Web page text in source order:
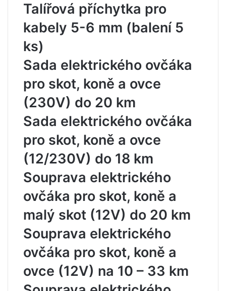
Talířová příchytka pro
kabely 5-6 mm (balení 5
ks)
Sada elektrického ovčáka
pro skot, koně a ovce
(230V) do 20 km
Sada elektrického ovčáka
pro skot, koně a ovce
(12/230V) do 18 km
Souprava elektrického
ovčáka pro skot, koně a
malý skot (12V) do 20 km
Souprava elektrického
ovčáka pro skot, koně a
ovce (12V) na 10 – 33 km